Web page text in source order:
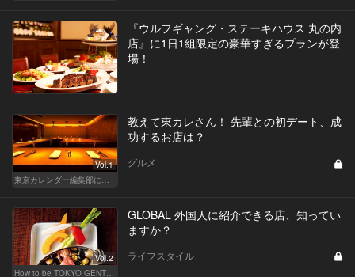
『ウルフギャング・ステーキハウス 丸の内
店』に1日1組限定の豪華すぎるプランが登
場！
Vol.1
東京カレンダー編集部による、恋のレストラン道場
教えて東カレさん！ 先輩との初デート、成
功するお店は？
グルメ
Vol.2
How to be TOKYO GENTS 東京人よ、紳士たれ！
GLOBAL 外国人に紹介できる店、知ってい
ますか？
ライフスタイル